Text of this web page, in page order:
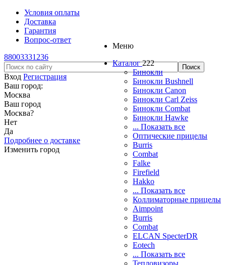
Условия оплаты
Доставка
Гарантия
Вопрос-ответ
88003331236
Вход Регистрация
Ваш город:
Москва
Ваш город
Москва?
Нет
Да
Подробнее о доставке
Изменить город
Меню
Каталог 222
Бинокли
Бинокли Bushnell
Бинокли Canon
Бинокли Carl Zeiss
Бинокли Combat
Бинокли Hawke
... Показать все
Оптические прицелы
Burris
Combat
Falke
Firefield
Hakko
... Показать все
Коллиматорные прицелы
Aimpoint
Burris
Combat
ELCAN SpecterDR
Eotech
... Показать все
Тепловизоры